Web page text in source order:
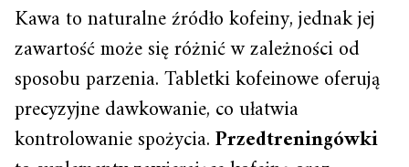
Kawa to naturalne źródło kofeiny, jednak jej
zawartość może się różnić w zależności od
sposobu parzenia. Tabletki kofeinowe oferują
precyzyjne dawkowanie, co ułatwia
kontrolowanie spożycia.Przedtreningówki